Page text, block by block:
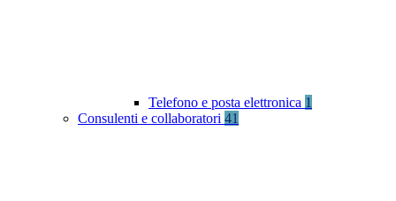
Telefono e posta elettronica 1
Consulenti e collaboratori 41